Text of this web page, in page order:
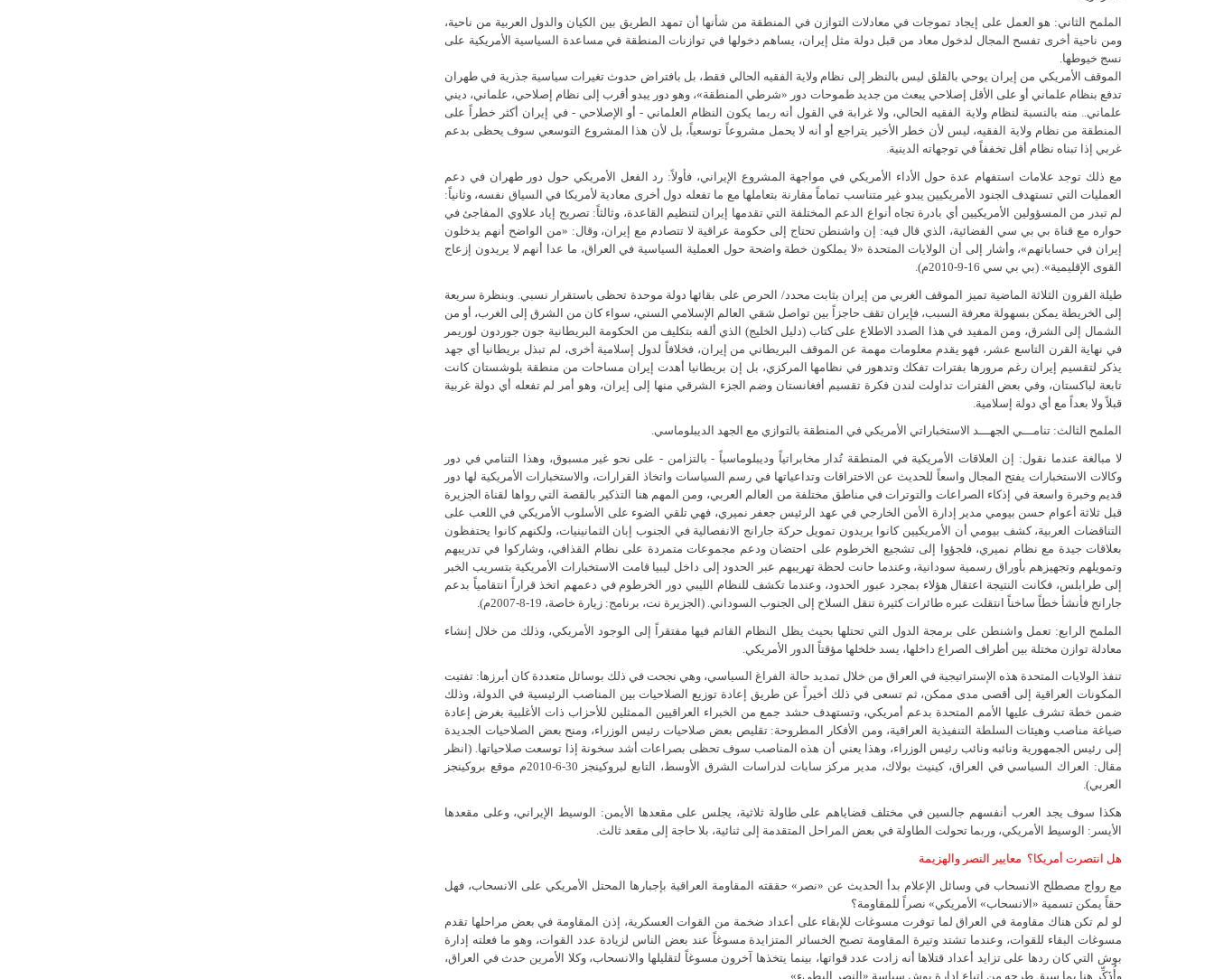
الملمح الثاني: هو العمل على إيجاد تموجات في معادلات التوازن في المنطقة من شأنها أن تمهد الطريق بين الكيان والدول العربية من ناحية،
ومن ناحية أخرى تفسح المجال لدخول معاد من قبل دولة مثل إيران، يساهم دخولها في توازنات المنطقة في مساعدة السياسية الأمريكية على
نسج خيوطها.
الموقف الأمريكي من إيران يوحي بالقلق ليس بالنظر إلى نظام ولاية الفقيه الحالي فقط، بل بافتراض حدوث تغيرات سياسية جذرية في طهران
تدفع بنظام علماني أو على الأقل إصلاحي يبعث من جديد طموحات دور «شرطي المنطقة»، وهو دور يبدو أقرب إلى نظام إصلاحي، علماني، ديني
علماني.. منه بالنسبة لنظام ولاية الفقيه الحالي، ولا غرابة في القول أنه ربما يكون النظام العلماني - أو الإصلاحي - في إيران أكثر خطراً على
المنطقة من نظام ولاية الفقيه، ليس لأن خطر الأخير يتراجع أو أنه لا يحمل مشروعاً توسعياً، بل لأن هذا المشروع التوسعي سوف يحظى بدعم
غربي إذا تبناه نظام أقل تخففاً في توجهاته الدينية.
مع ذلك توجد علامات استفهام عدة حول الأداء الأمريكي في مواجهة المشروع الإيراني، فأولاً: رد الفعل الأمريكي حول دور طهران في دعم
العمليات التي تستهدف الجنود الأمريكيين يبدو غير متناسب تماماً مقارنة بتعاملها مع ما تفعله دول أخرى معادية لأمريكا في السياق نفسه، وثانياً:
لم تبدر من المسؤولين الأمريكيين أي بادرة تجاه أنواع الدعم المختلفة التي تقدمها إيران لتنظيم القاعدة، وثالثاً: تصريح إياد علاوي المفاجئ في
حواره مع قناة بي بي سي الفضائية، الذي قال فيه: إن واشنطن تحتاج إلى حكومة عراقية لا تتصادم مع إيران، وقال: «من الواضح أنهم يدخلون
إيران في حساباتهم»، وأشار إلى أن الولايات المتحدة «لا يملكون خطة واضحة حول العملية السياسية في العراق، ما عدا أنهم لا يريدون إزعاج
القوى الإقليمية». (بي بي سي 16-9-2010م).
طيلة القرون الثلاثة الماضية تميز الموقف الغربي من إيران بثابت محدد/ الحرص على بقائها دولة موحدة تحظى باستقرار نسبي. وبنظرة سريعة
إلى الخريطة يمكن بسهولة معرفة السبب، فإيران تقف حاجزاً بين تواصل شقي العالم الإسلامي السني، سواء كان من الشرق إلى الغرب، أو من
الشمال إلى الشرق، ومن المفيد في هذا الصدد الاطلاع على كتاب (دليل الخليج) الذي ألفه بتكليف من الحكومة البريطانية جون جوردون لوريمر
في نهاية القرن التاسع عشر، فهو يقدم معلومات مهمة عن الموقف البريطاني من إيران، فخلافاً لدول إسلامية أخرى، لم تبذل بريطانيا أي جهد
يذكر لتقسيم إيران رغم مرورها بفترات تفكك وتدهور في نظامها المركزي، بل إن بريطانيا أهدت إيران مساحات من منطقة بلوشستان كانت
تابعة لباكستان، وفي بعض الفترات تداولت لندن فكرة تقسيم أفغانستان وضم الجزء الشرقي منها إلى إيران، وهو أمر لم تفعله أي دولة غربية
قبلاً ولا بعداً مع أي دولة إسلامية.
الملمح الثالث: تنامـــي الجهـــد الاستخباراتي الأمريكي في المنطقة بالتوازي مع الجهد الديبلوماسي.
لا مبالغة عندما نقول: إن العلاقات الأمريكية في المنطقة تُدار مخابراتياً وديبلوماسياً - بالتزامن - على نحو غير مسبوق، وهذا التنامي في دور
وكالات الاستخبارات يفتح المجال واسعاً للحديث عن الاختراقات وتداعياتها في رسم السياسات واتخاذ القرارات، والاستخبارات الأمريكية لها دور
قديم وخبرة واسعة في إذكاء الصراعات والتوترات في مناطق مختلفة من العالم العربي، ومن المهم هنا التذكير بالقصة التي رواها لقناة الجزيرة
قبل ثلاثة أعوام حسن بيومي مدير إدارة الأمن الخارجي في عهد الرئيس جعفر نميري، فهي تلقي الضوء على الأسلوب الأمريكي في اللعب على
التناقضات العربية، كشف بيومي أن الأمريكيين كانوا يريدون تمويل حركة جارانج الانفصالية في الجنوب إبان الثمانينيات، ولكنهم كانوا يحتفظون
بعلاقات جيدة مع نظام نميري، فلجؤوا إلى تشجيع الخرطوم على احتضان ودعم مجموعات متمردة على نظام القذافي، وشاركوا في تدريبهم
وتمويلهم وتجهيزهم بأوراق رسمية سودانية، وعندما حانت لحظة تهريبهم عبر الحدود إلى داخل ليبيا قامت الاستخبارات الأمريكية بتسريب الخبر
إلى طرابلس، فكانت النتيجة اعتقال هؤلاء بمجرد عبور الحدود، وعندما تكشف للنظام الليبي دور الخرطوم في دعمهم اتخذ قراراً انتقامياً بدعم
جارانج فأنشأ خطاً ساخناً انتقلت عبره طائرات كثيرة تنقل السلاح إلى الجنوب السوداني. (الجزيرة نت، برنامج: زيارة خاصة، 19-8-2007م).
الملمح الرابع: تعمل واشنطن على برمجة الدول التي تحتلها بحيث يظل النظام القائم فيها مفتقراً إلى الوجود الأمريكي، وذلك من خلال إنشاء
معادلة توازن مختلة بين أطراف الصراع داخلها، يسد خلخلها مؤقتاً الدور الأمريكي.
تنفذ الولايات المتحدة هذه الإستراتيجية في العراق من خلال تمديد حالة الفراغ السياسي، وهي نجحت في ذلك بوسائل متعددة كان أبرزها: تفتيت
المكونات العراقية إلى أقصى مدى ممكن، ثم تسعى في ذلك أخيراً عن طريق إعادة توزيع الصلاحيات بين المناصب الرئيسية في الدولة، وذلك
ضمن خطة تشرف عليها الأمم المتحدة بدعم أمريكي، وتستهدف حشد جمع من الخبراء العراقيين الممثلين للأحزاب ذات الأغلبية بغرض إعادة
صياغة مناصب وهيئات السلطة التنفيذية العراقية، ومن الأفكار المطروحة: تقليص بعض صلاحيات رئيس الوزراء، ومنح بعض الصلاحيات الجديدة
إلى رئيس الجمهورية ونائبه ونائب رئيس الوزراء، وهذا يعني أن هذه المناصب سوف تحظى بصراعات أشد سخونة إذا توسعت صلاحياتها. (انظر
مقال: العراك السياسي في العراق، كينيث بولاك، مدير مركز سابات لدراسات الشرق الأوسط، التابع لبروكينجز 30-6-2010م موقع بروكينجز
العربي).
هكذا سوف يجد العرب أنفسهم جالسين في مختلف قضاياهم على طاولة ثلاثية، يجلس على مقعدها الأيمن: الوسيط الإيراني، وعلى مقعدها
الأيسر: الوسيط الأمريكي، وربما تحولت الطاولة في بعض المراحل المتقدمة إلى ثنائية، بلا حاجة إلى مقعد ثالث.
هل انتصرت أمريكا؟ معايير النصر والهزيمة
مع رواج مصطلح الانسحاب في وسائل الإعلام بدأ الحديث عن «نصر» حققته المقاومة العراقية بإجبارها المحتل الأمريكي على الانسحاب، فهل
حقاً يمكن تسمية «الانسحاب» الأمريكي» نصراً للمقاومة؟
لو لم تكن هناك مقاومة في العراق لما توفرت مسوغات للإبقاء على أعداد ضخمة من القوات العسكرية، إذن المقاومة في بعض مراحلها تقدم
مسوغات البقاء للقوات، وعندما تشتد وتيرة المقاومة تصبح الخسائر المتزايدة مسوغاً عند بعض الناس لزيادة عدد القوات، وهو ما فعلته إدارة
بوش التي كان ردها على تزايد أعداد قتلاها أنه زادت عدد قواتها، بينما يتخذها آخرون مسوغاً لتقليلها والانسحاب، وكلا الأمرين حدث في العراق،
وأُذَكِّر هنا بما سبق طرحه من اتباع إدارة بوش سياسة «النصر البطيء».